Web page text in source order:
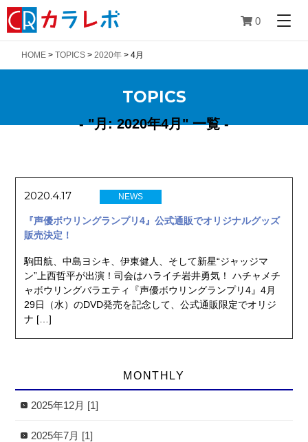
0
HOME >TOPICS >2020年 >4月
TOPICS
- "月:2020年4月" 一覧 -
2020.4.17 NEWS
『声優ボウリングランプリ4』公式通販でオリジナルグッズ
販売決定！
駒田航、中島ヨシキ、伊東健人、そして新星“ジャッジマ
ン”上西哲平が出演！司会はハライチ岩井勇気！ ハチャメチ
ャボウリングバラエティ『声優ボウリングランプリ4』4月
29日（水）のDVD発売を記念して、公式通販限定でオリジ
ナ […]
MONTHLY
2025年12月 [1]
2025年7月 [1]